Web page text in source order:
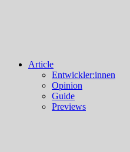
Article
Entwickler:innen
Opinion
Guide
Previews